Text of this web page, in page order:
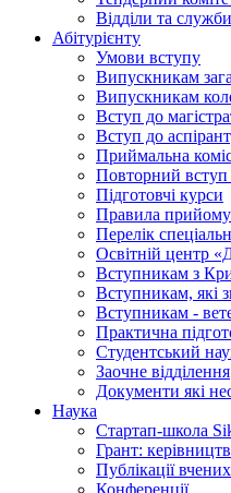
Відділи та служби
Абітурієнту
Умови вступу
Випускникам
Випускникам
Вступ до
Вступ до
Приймальна
Повторний вступ
Підготовчі курси
Правила
Перелік
Освітній центр
Вступникам з
Вступникам, які
Вступникам -
Практична
Студентський
Заочне відділення
Документи які
Наука
Стартап-школа
Грант:
Публікації
Конференції